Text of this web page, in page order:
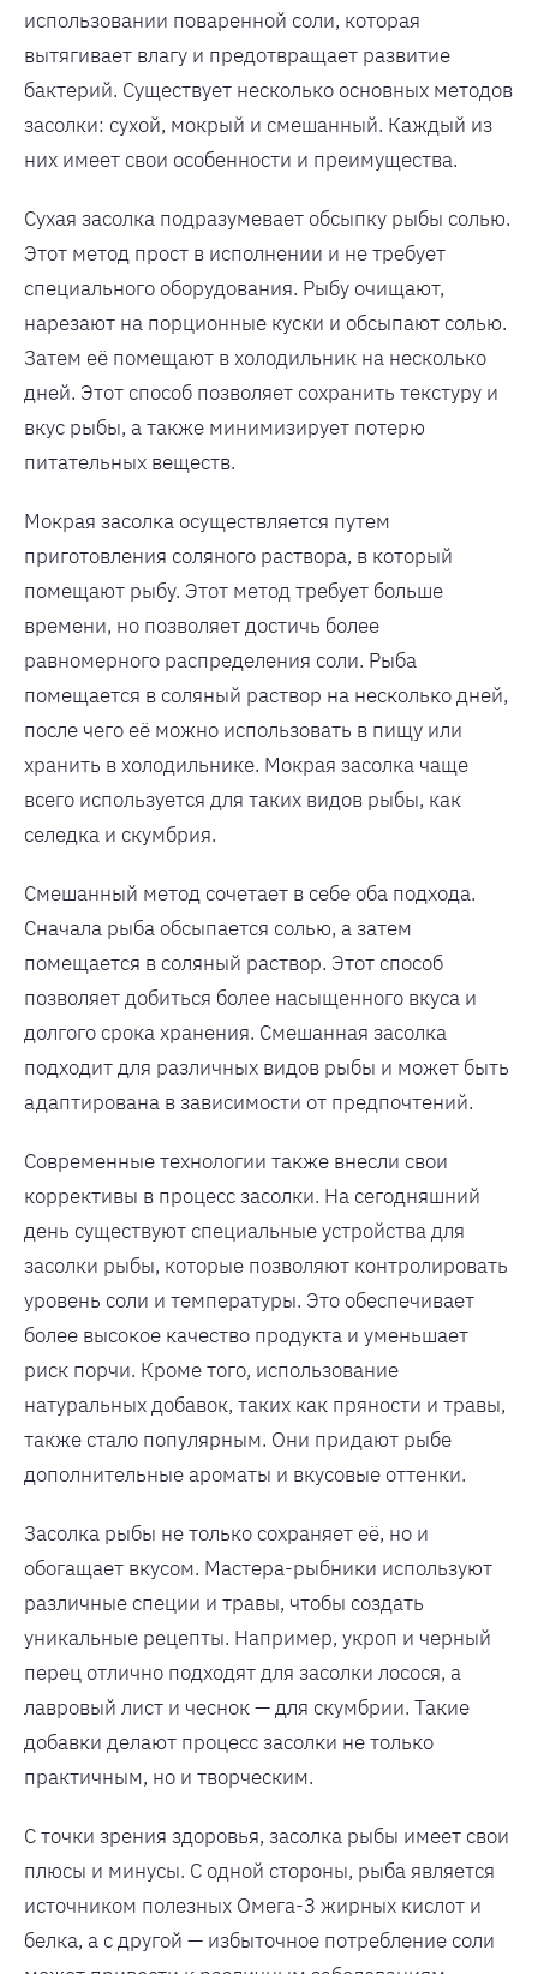
использовании поваренной соли, которая
вытягивает влагу и предотвращает развитие
бактерий. Существует несколько основных методов
засолки: сухой, мокрый и смешанный. Каждый из
них имеет свои особенности и преимущества.
Сухая засолка подразумевает обсыпку рыбы солью.
Этот метод прост в исполнении и не требует
специального оборудования. Рыбу очищают,
нарезают на порционные куски и обсыпают солью.
Затем её помещают в холодильник на несколько
дней. Этот способ позволяет сохранить текстуру и
вкус рыбы, а также минимизирует потерю
питательных веществ.
Мокрая засолка осуществляется путем
приготовления соляного раствора, в который
помещают рыбу. Этот метод требует больше
времени, но позволяет достичь более
равномерного распределения соли. Рыба
помещается в соляный раствор на несколько дней,
после чего её можно использовать в пищу или
хранить в холодильнике. Мокрая засолка чаще
всего используется для таких видов рыбы, как
селедка и скумбрия.
Смешанный метод сочетает в себе оба подхода.
Сначала рыба обсыпается солью, а затем
помещается в соляный раствор. Этот способ
позволяет добиться более насыщенного вкуса и
долгого срока хранения. Смешанная засолка
подходит для различных видов рыбы и может быть
адаптирована в зависимости от предпочтений.
Современные технологии также внесли свои
коррективы в процесс засолки. На сегодняшний
день существуют специальные устройства для
засолки рыбы, которые позволяют контролировать
уровень соли и температуры. Это обеспечивает
более высокое качество продукта и уменьшает
риск порчи. Кроме того, использование
натуральных добавок, таких как пряности и травы,
также стало популярным. Они придают рыбе
дополнительные ароматы и вкусовые оттенки.
Засолка рыбы не только сохраняет её, но и
обогащает вкусом. Мастера-рыбники используют
различные специи и травы, чтобы создать
уникальные рецепты. Например, укроп и черный
перец отлично подходят для засолки лосося, а
лавровый лист и чеснок — для скумбрии. Такие
добавки делают процесс засолки не только
практичным, но и творческим.
С точки зрения здоровья, засолка рыбы имеет свои
плюсы и минусы. С одной стороны, рыба является
источником полезных Омега-3 жирных кислот и
белка, а с другой — избыточное потребление соли